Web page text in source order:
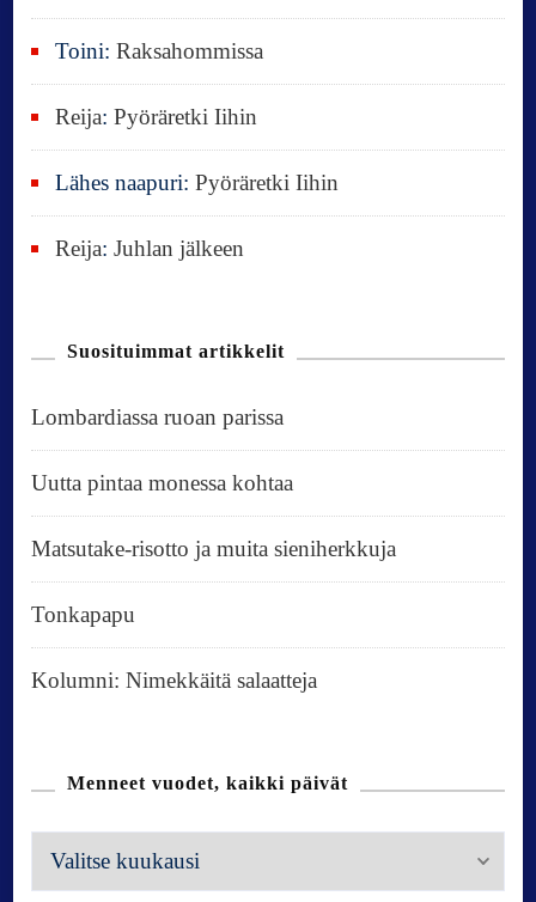
Toini:Raksahommissa
Reija:Pyöräretki Iihin
Lähes naapuri:Pyöräretki Iihin
Reija:Juhlan jälkeen
Suosituimmat artikkelit
Lombardiassa ruoan parissa
Uutta pintaa monessa kohtaa
Matsutake-risotto ja muita sieniherkkuja
Tonkapapu
Kolumni: Nimekkäitä salaatteja
Menneet vuodet, kaikki päivät
M
e